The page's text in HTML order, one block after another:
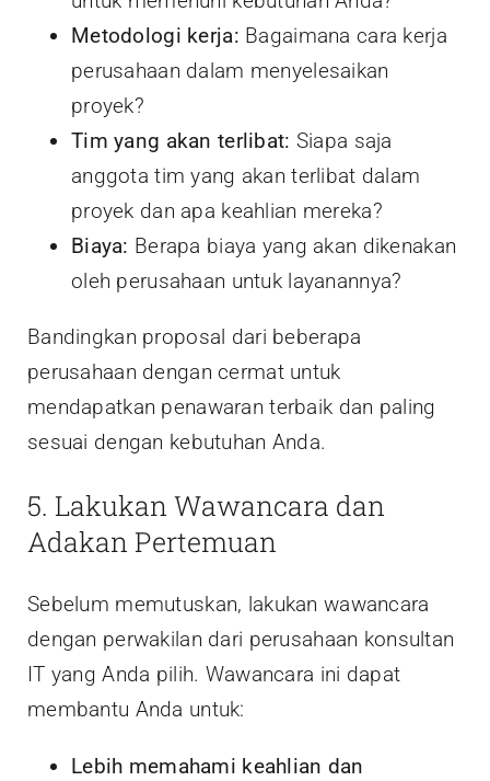
Metodologi kerja: Bagaimana cara kerja
perusahaan dalam menyelesaikan
proyek?
Tim yang akan terlibat: Siapa saja
anggota tim yang akan terlibat dalam
proyek dan apa keahlian mereka?
Biaya: Berapa biaya yang akan dikenakan
oleh perusahaan untuk layanannya?
Bandingkan proposal dari beberapa
perusahaan dengan cermat untuk
mendapatkan penawaran terbaik dan paling
sesuai dengan kebutuhan Anda.
5. Lakukan Wawancara dan
Adakan Pertemuan
Sebelum memutuskan, lakukan wawancara
dengan perwakilan dari perusahaan konsultan
IT yang Anda pilih. Wawancara ini dapat
membantu Anda untuk:
Lebih memahami keahlian dan